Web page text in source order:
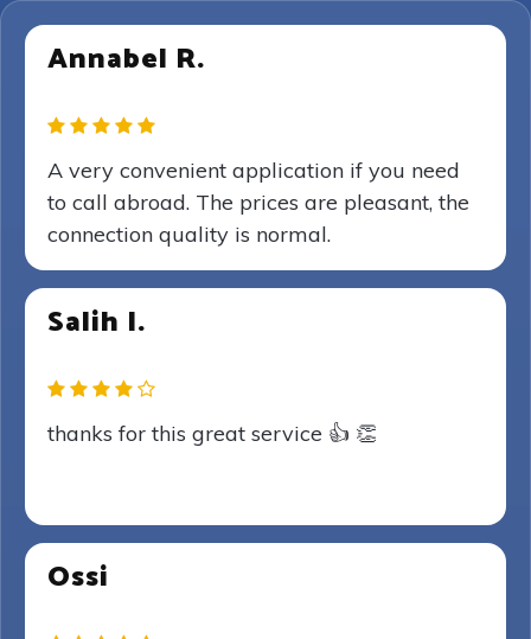
Annabel R.
A very convenient application if you need
to call abroad. The prices are pleasant, the
connection quality is normal.
Salih I.
thanks for this great service 👍 👏
Ossi